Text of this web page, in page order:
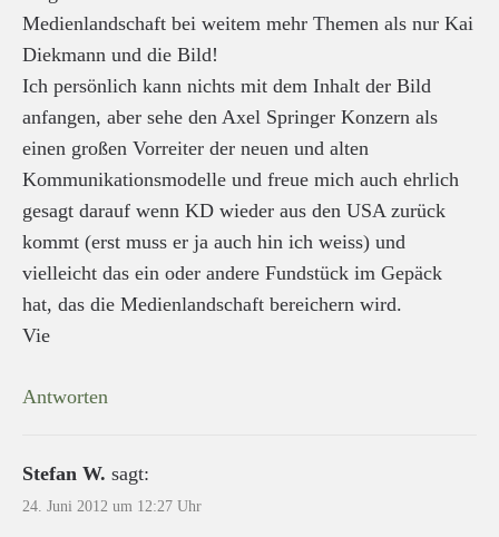
Medienlandschaft bei weitem mehr Themen als nur Kai
Diekmann und die Bild!
Ich persönlich kann nichts mit dem Inhalt der Bild
anfangen, aber sehe den Axel Springer Konzern als
einen großen Vorreiter der neuen und alten
Kommunikationsmodelle und freue mich auch ehrlich
gesagt darauf wenn KD wieder aus den USA zurück
kommt (erst muss er ja auch hin ich weiss) und
vielleicht das ein oder andere Fundstück im Gepäck
hat, das die Medienlandschaft bereichern wird.
Vie
Antworten
Stefan W. sagt:
24. Juni 2012 um 12:27 Uhr